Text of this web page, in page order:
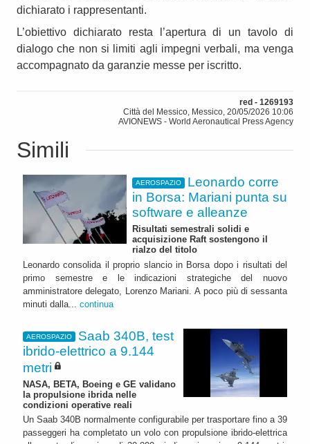
dichiarato i rappresentanti.
L’obiettivo dichiarato resta l’apertura di un tavolo di
dialogo che non si limiti agli impegni verbali, ma venga
accompagnato da garanzie messe per iscritto.
red - 1269193
Città del Messico, Messico, 20/05/2026 10:06
AVIONEWS - World Aeronautical Press Agency
Simili
AEROSPAZIO
Leonardo corre
in Borsa: Mariani punta su
software e alleanze
Risultati semestrali solidi e
acquisizione Raft sostengono il
rialzo del titolo
Leonardo consolida il proprio slancio in Borsa dopo i risultati del
primo semestre e le indicazioni strategiche del nuovo
amministratore delegato, Lorenzo Mariani. A poco più di sessanta
minuti dalla... continua
AEROSPAZIO
Saab 340B, test
ibrido-elettrico a 9.144
metri
NASA, BETA, Boeing e GE validano
la propulsione ibrida nelle
condizioni operative reali
Un Saab 340B normalmente configurabile per trasportare fino a 39
passeggeri ha completato un volo con propulsione ibrido-elettrica